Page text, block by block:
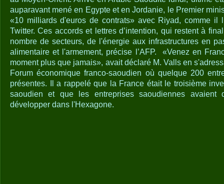
auparavant mené en Egypte et en Jordanie, le Premier
«10 milliards d'euros de contrats» avec Riyad, comme il
Twitter. Ces accords et lettres d’intention, qui restent à
nombre de secteurs, de l'énergie aux infrastructures en
alimentaire et l'armement, précise l’AFP. «Venez en
moment plus que jamais», avait déclaré M. Valls en
Forum économique franco-saoudien où quelque 200
présentes. Il a rappelé que la France était le troisième
saoudien et que les entreprises saoudiennes avaient
développer dans l'Hexagone.